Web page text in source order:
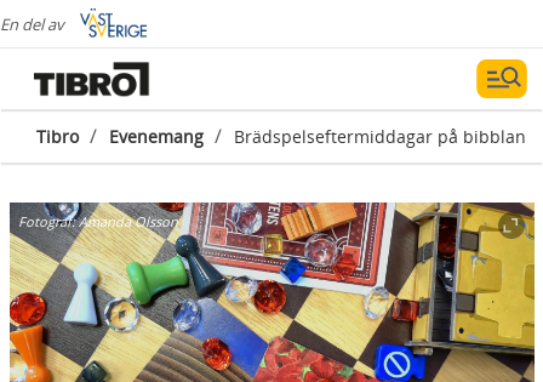
En del av
Tibro / Evenemang / Brädspelseftermiddagar på bibblan
Fotograf:Amanda Olsson